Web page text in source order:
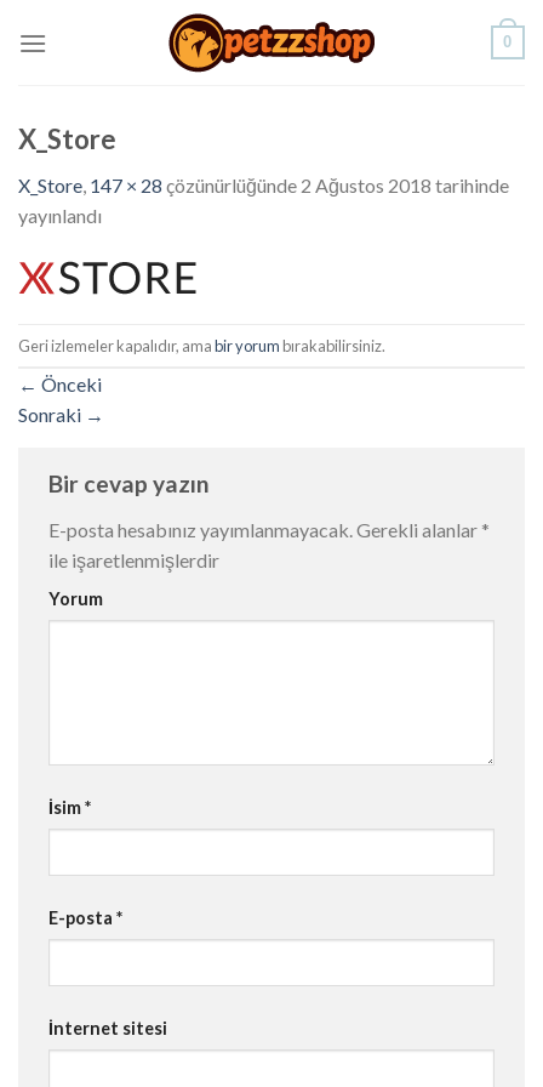
0
X_Store
X_Store, 147 × 28 çözünürlüğünde 2 Ağustos 2018 tarihinde
yayınlandı
Geri izlemeler kapalıdır, amabir yorumbırakabilirsiniz.
← Önceki
Sonraki →
Bir cevap yazın
E-posta hesabınız yayımlanmayacak. Gerekli alanlar *
ile işaretlenmişlerdir
Yorum
İsim*
E-posta *
İnternet sitesi